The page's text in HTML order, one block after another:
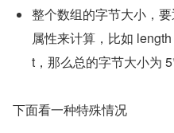
整个数组的字节大小，
属性来计算，比如
t，那么总的字节大小为
下面看一种特殊情况